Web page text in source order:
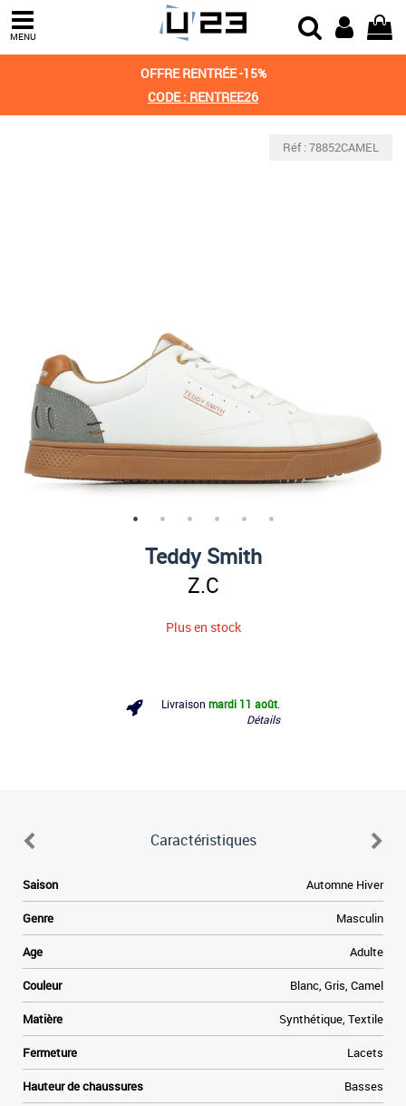
MENU
OFFRE RENTRÉE -15%
CODE : RENTREE26
Réf : 78852CAMEL
Teddy Smith
Z.C
Plus en stock
Livraison mardi 11 août
Détails
Caractéristiques
Saison Automne Hiver
Genre Masculin
Age Adulte
Couleur Blanc, Gris, Camel
Matière Synthétique, Textile
Fermeture Lacets
Hauteur de chaussures Basses